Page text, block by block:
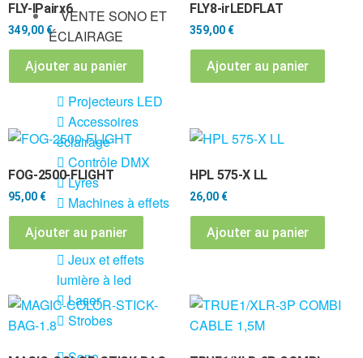
VENTE SONO ET
ÉCLAIRAGE
Éclairage
Projecteurs LED
Accessoires
éclairage
Contrôle DMX
Lyres
Machines à effets
Liquides
Jeux et effets
lumière à led
Laser
Strobes
FLY-IPairx6
349,00 €
Ajouter au panier
FLY8-irLEDFLAT
359,00 €
Ajouter au panier
FOG-2500-FLIGHT
95,00 €
Ajouter au panier
HPL 575-X LL
26,00 €
Ajouter au panier